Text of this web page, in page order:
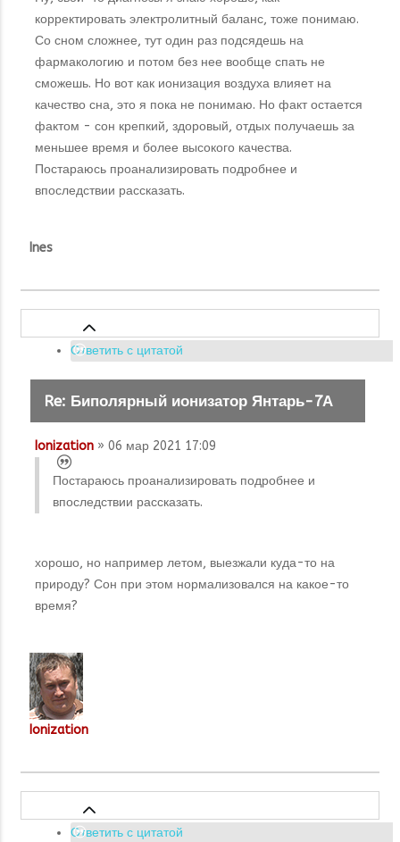
корректировать электролитный баланс, тоже понимаю.
Со сном сложнее, тут один раз подсядешь на
фармакологию и потом без нее вообще спать не
сможешь. Но вот как ионизация воздуха влияет на
качество сна, это я пока не понимаю. Но факт остается
фактом - сон крепкий, здоровый, отдых получаешь за
меньшее время и более высокого качества.
Постараюсь проанализировать подробнее и
впоследствии рассказать.
Ines
Ответить с цитатой
Re: Биполярный ионизатор Янтарь-7А
Ionization » 06 мар 2021 17:09
Постараюсь проанализировать подробнее и
впоследствии рассказать.
хорошо, но например летом, выезжали куда-то на
природу? Сон при этом нормализовался на какое-то
время?
Ionization
Ответить с цитатой